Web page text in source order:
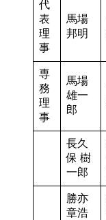
代
表
理
事
馬場
邦明
専
務
理
事
馬場
雄一
郎
長久
保 樹
一郎
勝亦
章浩